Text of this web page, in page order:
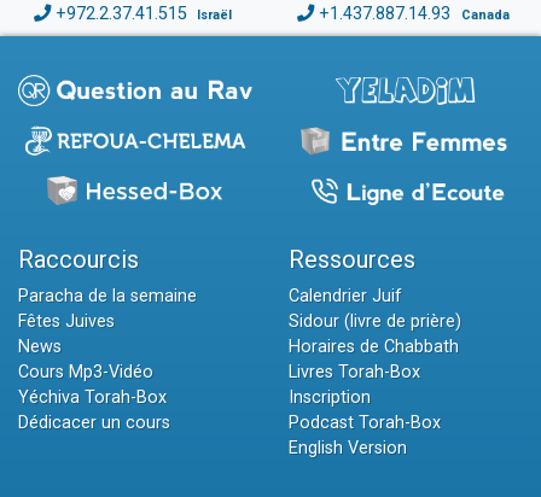
+972.2.37.41.515 Israël +1.437.887.14.93 Canada
Raccourcis
Paracha de la semaine
Fêtes Juives
News
Cours Mp3-Vidéo
Yéchiva Torah-Box
Dédicacer un cours
Ressources
Calendrier Juif
Sidour (livre de prière)
Horaires de Chabbath
Livres Torah-Box
Inscription
Podcast Torah-Box
English Version